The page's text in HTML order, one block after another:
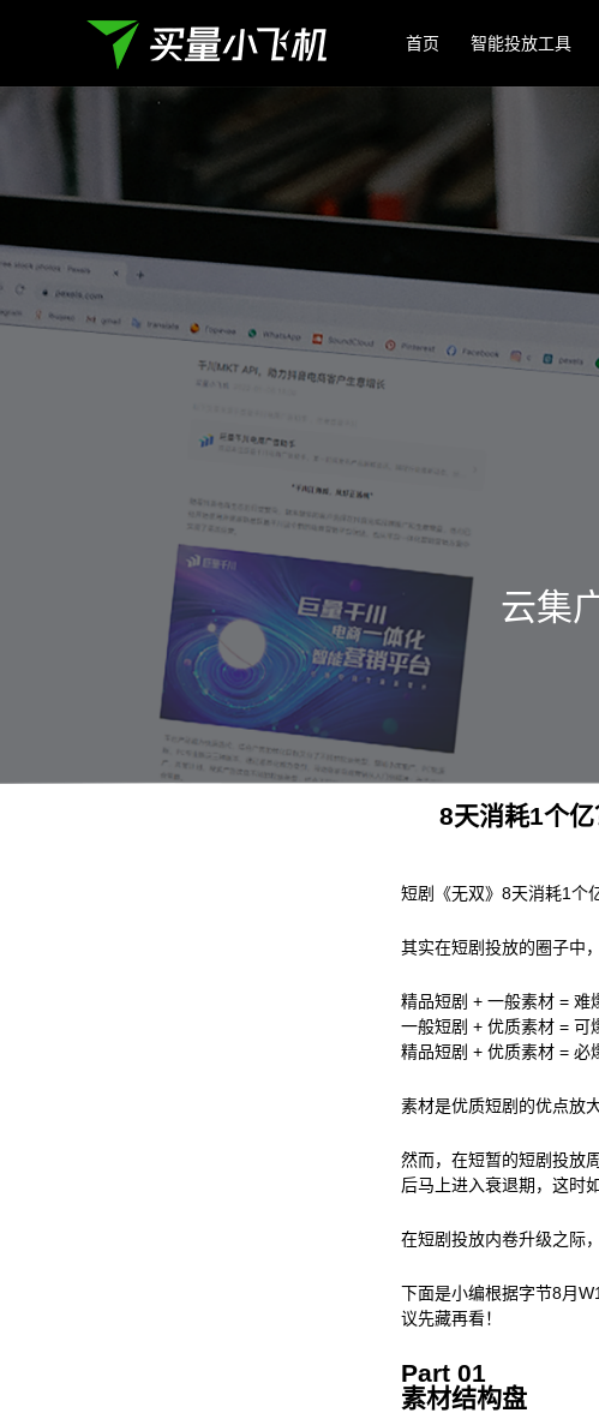
首页 智能投放工具
云集
8天消耗1个
短剧《无双》8天消耗1个
其实在短剧投放的圈子中
精品短剧 + 一般素材 = 难
一般短剧 + 优质素材 = 可
精品短剧 + 优质素材 = 必
素材是优质短剧的优点放
然而，在短暂的短剧投放
后马上进入衰退期，这时
在短剧投放内卷升级之际
下面是小编根据字节8月
议先藏再看！
Part 01
素材结构盘